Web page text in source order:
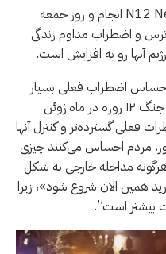
بر اساس مصاحبه‌هایی که توسط N12 News انجام و روز جمعه
ترس و اضطراب مداوم زندگی
آنها رو به افزایش است.
اضطراب فعلی بسیار
شبیه به چیزی است که مردم در طول جنگ ۱۲ روزه در ماه ژوئن
فعلی گسترده‌تر و کنترل آنها
مردم احساس می‌کنند چیزی
هرگونه مداخله خارجی به شکل
همین الان شروع شود»، زیرا
بیشتر است”.